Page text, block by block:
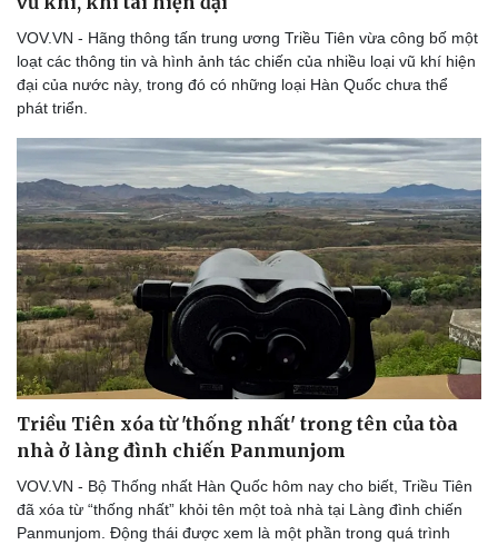
Lịch thi đấu bóng đá
Thế giới thể thao
Hậu trường
Ô tô
Tư vấn
VOV.VN - Hãng thông tấn trung ương Triều Tiên vừa công bố một
loạt các thông tin và hình ảnh tác chiến của nhiều loại vũ khí hiện
đại của nước này, trong đó có những loại Hàn Quốc chưa thể
phát triển.
Triều Tiên xóa từ 'thống nhất' trong tên của tòa
nhà ở làng đình chiến Panmunjom
VOV.VN - Bộ Thống nhất Hàn Quốc hôm nay cho biết, Triều Tiên
đã xóa từ “thống nhất” khỏi tên một toà nhà tại Làng đình chiến
Panmunjom. Động thái được xem là một phần trong quá trình